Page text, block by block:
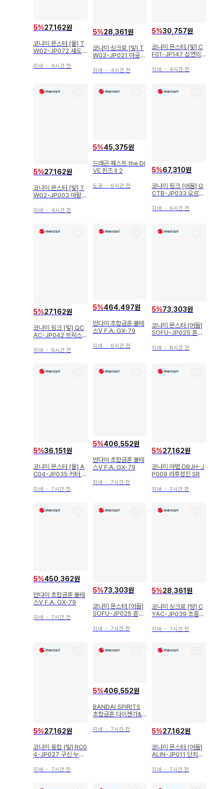
5%27,162원
코나미 몬스터 [물] T
W02-JP072 섀도우
패러렐UR
지바 ・ 4시간 전
5%28,361원
코나미 싱크로 [빛] T
W02-JP021 마공신
릿
지바・ 4시간 전
5%30,757원
코나미 몬스터 [빛] C
F01-JP147 심연의
지바 ・ 4시간 전
5%27,162원
코나미 몬스터 [빛] T
W02-JP003 마황신
지바 ・ 4시간 전
5%45,375원
드래곤 퀘스트 the DI
VE 핀즈 II 2
도쿄 ・ 6시간 전
5%67,310원
코나미 링크 [어둠] Q
CTB-JP033 오르페
크
지바 ・ 6시간 전
5%27,162원
코나미 링크 [빛] QC
AC-JP042 트릭스터
지바 ・ 6시간 전
5%464,497원
반다이 초합금혼 볼테
스V F.A. GX-79
지바・ 6시간 전
5%73,303원
코나미 몬스터 [어둠]
SOFU-JP025 혼원
시크
지바 ・ 6시간 전
5%36,151원
코나미 몬스터 [물] A
C04-JP035 커터 샤
지바 ・ 7시간 전
5%406,552원
반다이 초합금혼 볼테
스V F.A. GX-79
지바・ 7시간 전
5%27,162원
코나미 마법 DBJH-J
P009 라후성진 SR
지바 ・ 7시간 전
5%450,362원
반다이 초합금혼 볼테
스V F.A. GX-79
지바 ・ 7시간 전
5%73,303원
코나미 몬스터 [어둠]
SOFU-JP025 혼원
시크
지바・ 7시간 전
5%28,361원
코나미 싱크로 [땅] C
YAC-JP039 초중천
지바 ・ 7시간 전
5%27,162원
코나미 융합 [빛] RC0
4-JP027 구신 누토
지바 ・ 7시간 전
5%406,552원
BANDAI SPIRITS
초합금혼 다이젠가&
R
지바・ 7시간 전 5%27,162원
코나미 몬스터 [어둠]
ALIN-JP011 단죄의
지바 ・ 7시간 전